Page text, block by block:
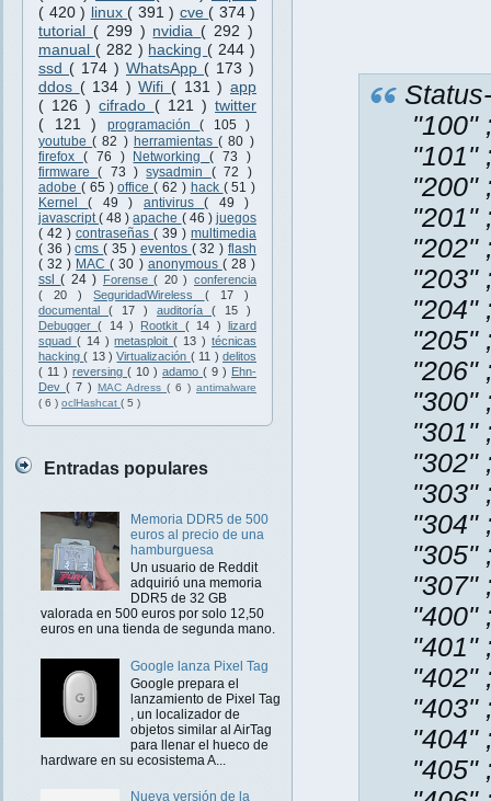
( 420 ) linux ( 391 ) cve ( 374 )
tutorial ( 299 ) nvidia ( 292 )
manual ( 282 ) hacking ( 244 )
ssd ( 174 ) WhatsApp ( 173 )
ddos ( 134 )Wifi ( 131 ) app
( 126 )cifrado ( 121 )twitter
( 121 ) programación( 105 )
youtube( 82 ) herramientas( 80 )
firefox ( 76 ) Networking( 73 )
firmware( 73 )sysadmin ( 72 )
adobe ( 65 )office( 62 ) hack ( 51 )
Kernel( 49 ) antivirus( 49 )
javascript( 48 )apache ( 46 ) juegos
( 42 ) contraseñas ( 39 ) multimedia
( 36 )cms( 35 ) eventos ( 32 )flash
( 32 ) MAC( 30 ) anonymous ( 28 )
ssl( 24 ) Forense( 20 ) conferencia
( 20 )SeguridadWireless ( 17 )
documental ( 17 ) auditoría ( 15 )
Debugger( 14 ) Rootkit ( 14 ) lizard
squad ( 14 )metasploit( 13 ) técnicas
hacking( 13 )Virtualización ( 11 ) delitos
( 11 ) reversing ( 10 ) adamo ( 9 ) Ehn-
Dev ( 7 ) MAC Adress ( 6 ) antimalware
( 6 ) oclHashcat ( 5 )
Entradas populares
Memoria DDR5 de 500
euros al precio de una
hamburguesa
Un usuario de Reddit
adquirió una memoria
DDR5 de 32 GB
valorada en 500 euros por solo 12,50
euros en una tienda de segunda mano.
Google lanza Pixel Tag
Google prepara el
lanzamiento de Pixel Tag
, un localizador de
objetos similar al AirTag
para llenar el hueco de
hardware en su ecosistema A...
Nueva versión de la
"100"
"101"
"200"
"201"
"202"
"203"
"204"
"205"
"206"
"300"
"301"
"302"
"303"
"304"
"305"
"307"
"400"
"401"
"402"
"403"
"404"
"405"